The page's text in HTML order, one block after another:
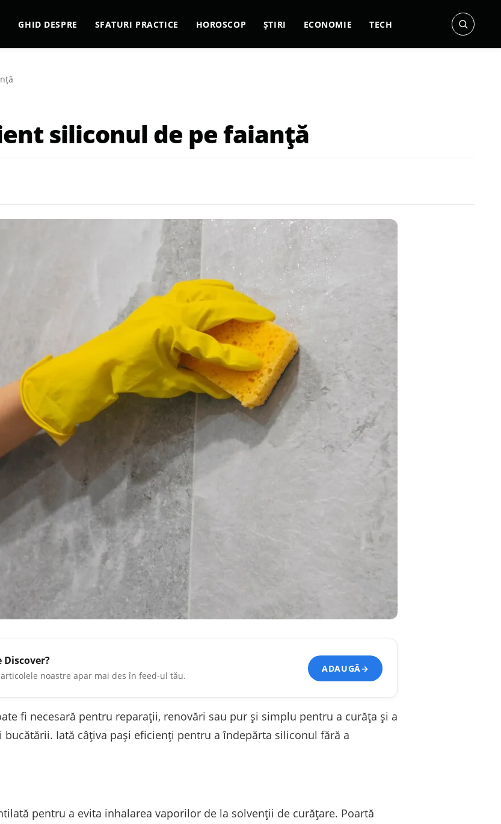
GHID DESPRE SFATURI PRACTICE HOROSCOP ȘTIRI ECONOMIE TECH
siliconul de pe faianță
noastre apar mai des în feed-ul tău.
ADAUGĂ→
fi necesară pentru reparații, renovări sau pur și simplu pentru a curăța și a
Iată câțiva pași eficienți pentru a îndepărta siliconul fără a
pentru a evita inhalarea vaporilor de la solvenții de curățare. Poartă